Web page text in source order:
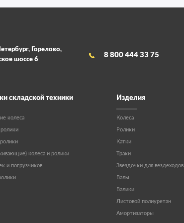
Горелово,
шоссе 6
8 800 444 33 75
складской техники
колеса
колеса и ролики
и погрузчиков
Изделия
Колеса
Ролики
Катки
Траки
Звездочки для вездеходов
Валы
Валики
Листовой полиуретан
Амортизаторы